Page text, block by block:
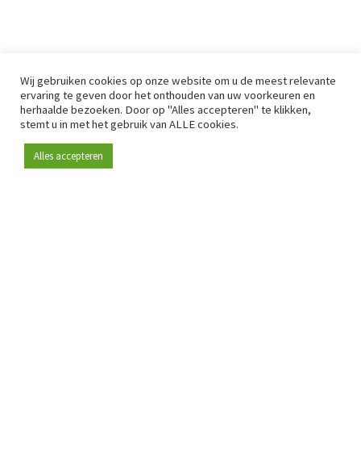
Wij gebruiken cookies op onze website om u de meest relevante
ervaring te geven door het onthouden van uw voorkeuren en
herhaalde bezoeken. Door op "Alles accepteren" te klikken,
stemt u in met het gebruik van ALLE cookies.
Alles accepteren